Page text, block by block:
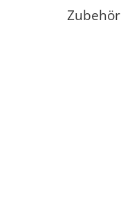
Zubehör